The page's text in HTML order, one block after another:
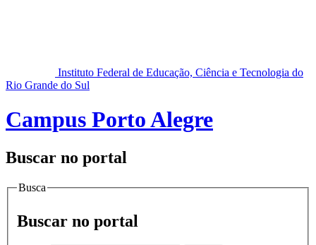
Instituto Federal de Educação, Ciência e Tecnologia do
Rio Grande do Sul
Campus Porto Alegre
Buscar no portal
Busca
Buscar no portal